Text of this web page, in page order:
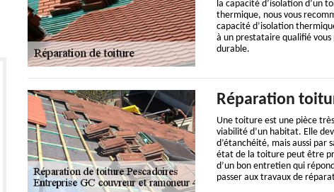
la capacité d’isolation d’un
thermique, nous vous
capacité d’isolation
à un prestataire qualifié
durable.
Réparation
Une toiture est une pièce
viabilité d’un habitat. Elle
d’étanchéité, mais aussi par
état de la toiture peut être
d’un bon entretien qui
passer aux travaux de